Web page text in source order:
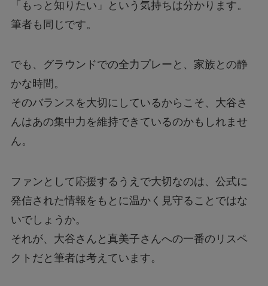
「もっと知りたい」という気持ちは分かります。
筆者も同じです。
でも、グラウンドでの全力プレーと、家族との静
かな時間。
そのバランスを大切にしているからこそ、大谷さ
んはあの集中力を維持できているのかもしれませ
ん。
ファンとして応援するうえで大切なのは、公式に
発信された情報をもとに温かく見守ることではな
いでしょうか。
それが、大谷さんと真美子さんへの一番のリスペ
クトだと筆者は考えています。